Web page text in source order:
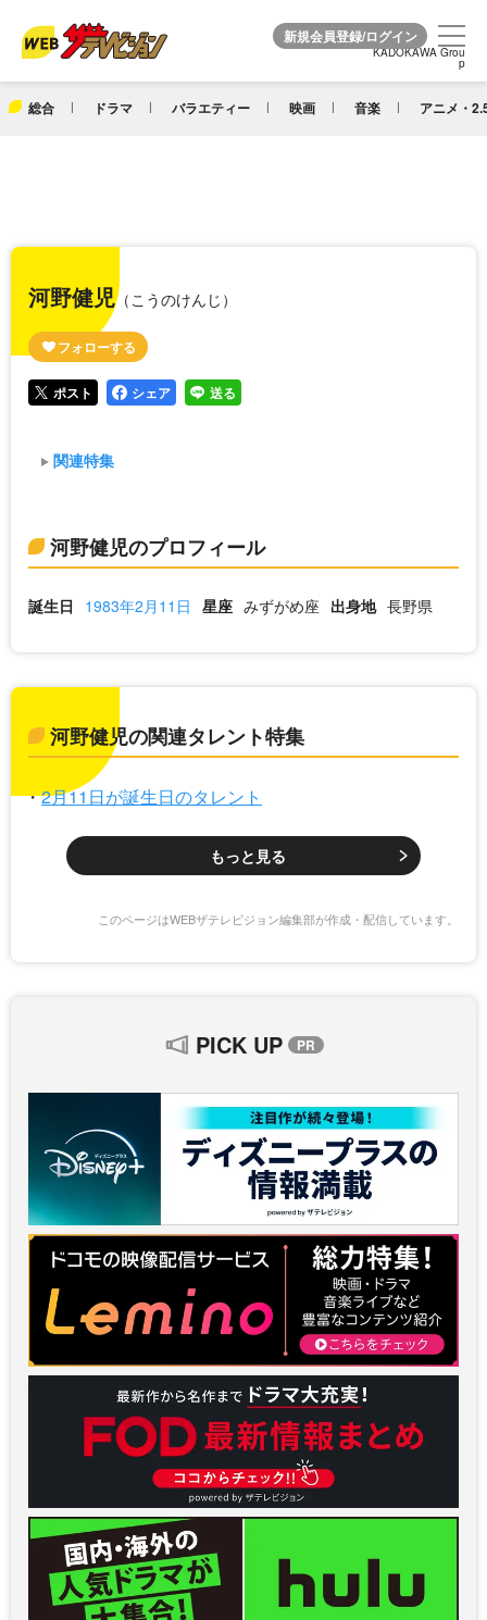
KADOKAWA Grou
p
総合 ドラマ バラエティー 映画 音楽 アニメ・
KADOKAWA Grou
p
河野健児（こうのけんじ）
ポスト シェア 送る
関連特集
河野健児のプロフィール
誕生日 1983年2月11日 星座 みずがめ座 出身地 長野県
河野健児の関連タレント特集
2月11日が誕生日のタレント
もっと見る
このページはWEBザテレビジョン編集部が作成・配信しています。
PICK UP